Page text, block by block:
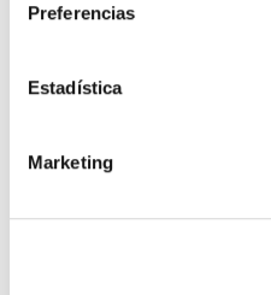
Preferencias
Estadística
Marketing
25/04/2018 | Artículos